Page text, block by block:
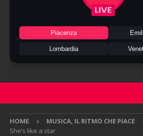
Piacenza
Lombardia
HOME MUSICA, IL RITMO CHE PIACE
She’s like a star